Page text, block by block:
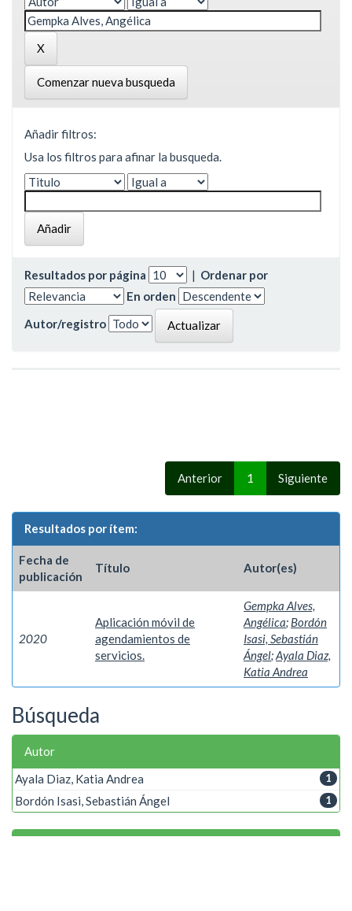
Comenzar nueva busqueda
Añadir filtros:
Usa los filtros para afinar la busqueda.
Resultados por página | Ordenar por
En orden
Autor/registro
Anterior 1 Siguiente
Resultados por ítem:
Fecha de
publicación
Título Autor(es)
2020
Aplicación móvil de
agendamientos de
servicios.
Gempka Alves,
Angélica; Bordón
Isasi, Sebastián
Ángel;Ayala Diaz,
Katia Andrea
Búsqueda
Autor
1
Ayala Diaz, Katia Andrea
1
Bordón Isasi, Sebastián Ángel